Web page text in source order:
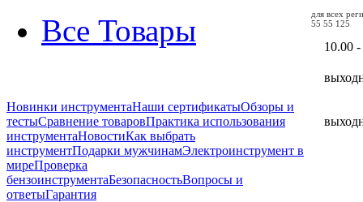
Все Товары
Новинки инструментаНаши сертификатыОбзоры и
тестыСравнение товаровПрактика использования
инструментаНовостиКак выбрать
инструментПодарки мужчинамЭлектроинструмент в
миреПроверка
бензоинструментаБезопасностьВопросы и
ответыГарантия
для всех
55 55 125
10.00